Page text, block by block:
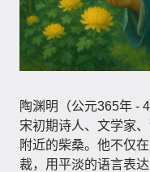
陶渊明（公元365年 -
宋初期诗人、文学家
附近的柴桑。他不仅
裁，用平淡的语言表